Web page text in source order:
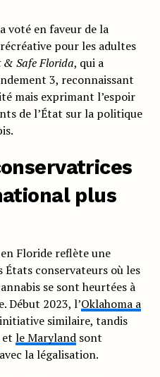
voté en faveur de la
pour les adultes
& Safe Florida, qui a
3, reconnaissant
mais exprimant l’espoir
de l’État sur la politique
plus
Floride reflète une
États conservateurs où les
se sont heurtées à
Début 2023, l’Oklahoma a
similaire, tandis
le Marylandsont
la légalisation.